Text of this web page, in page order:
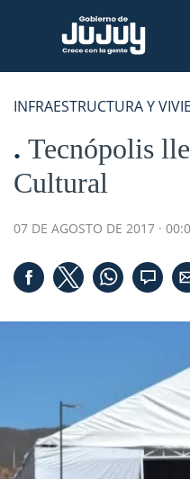
INFRAESTRUCTURA Y
Tecnópolis
Cultural
07 DE AGOSTO DE 2017 ·